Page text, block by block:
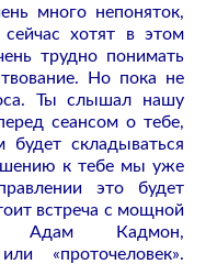
много непоняток,
хотят в этом
трудно понимать
Но пока не
Ты слышал нашу
сеансом о тебе,
складываться
к тебе мы уже
это будет
встреча с мощной
Адам Кадмон,
«проточеловек».